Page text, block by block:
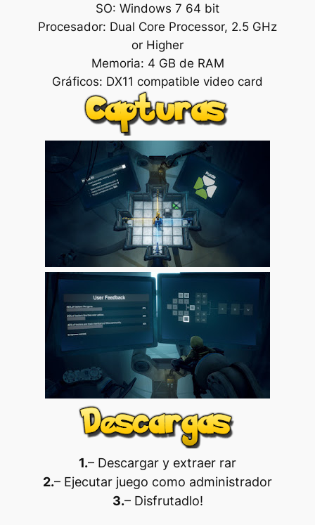
SO: Windows 7 64 bit
Procesador: Dual Core Processor, 2.5 GHz
or Higher
Memoria: 4 GB de RAM
Gráficos: DX11 compatible video card
1.– Descargar y extraer rar
2.– Ejecutar juego como administrador
3.– Disfrutadlo!